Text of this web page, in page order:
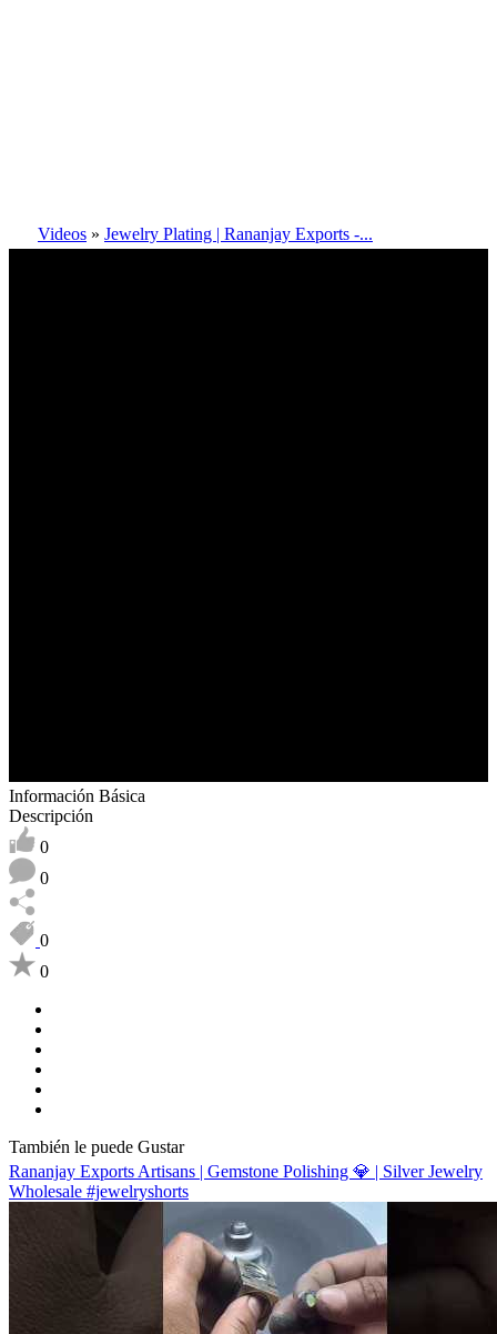
Videos » Jewelry Plating | Rananjay Exports -...
Información Básica
Descripción
0
0
0
0
También le puede Gustar
Rananjay Exports Artisans | Gemstone Polishing 💎 | Silver Jewelry
Wholesale #jewelryshorts